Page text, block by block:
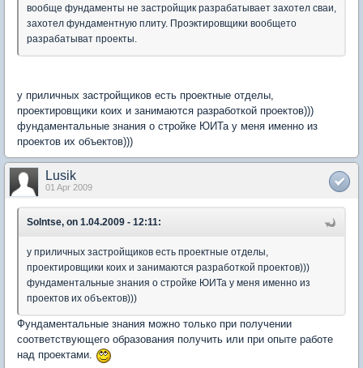
вообще фундаменты не застройщик разрабатывает захотел сваи,
захотел фундаментную плиту. Проэктировщики вообщето
разрабатыват проекты.
у приличных застройщиков есть проектные отделы,
проектировщики коих и занимаются разработкой проектов)))
фундаментальные знания о стройке ЮИТа у меня именно из
проектов их объектов)))
Lusik
01 Apr 2009
Solntse, on 1.04.2009 - 12:11:
у приличных застройщиков есть проектные отделы,
проектировщики коих и занимаются разработкой проектов)))
фундаментальные знания о стройке ЮИТа у меня именно из
проектов их объектов)))
Фундаментальные знания можно только при получении
соответствующего образования получить или при опыте работе
над проектами.